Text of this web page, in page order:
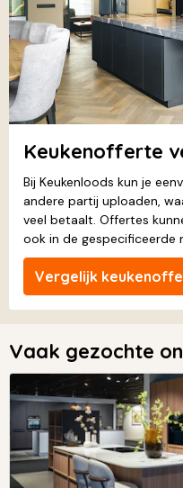
Keukenofferte
Bij Keukenloods kun je
andere partij uploaden,
veel betaalt. Offertes
ook in de gespecificeerde
Vergelijk
Vaak gezochte